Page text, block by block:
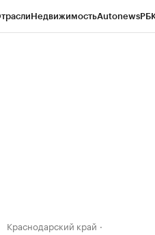
НедвижимостьAutonews
Краснодарский край